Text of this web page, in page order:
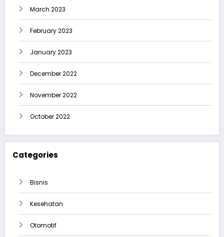
March 2023
February 2023
January 2023
December 2022
November 2022
October 2022
Categories
Bisnis
Kesehatan
Otomotif